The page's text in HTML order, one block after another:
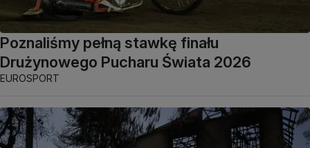
Poznaliśmy pełną stawkę finału
Drużynowego Pucharu Świata 2026
EUROSPORT